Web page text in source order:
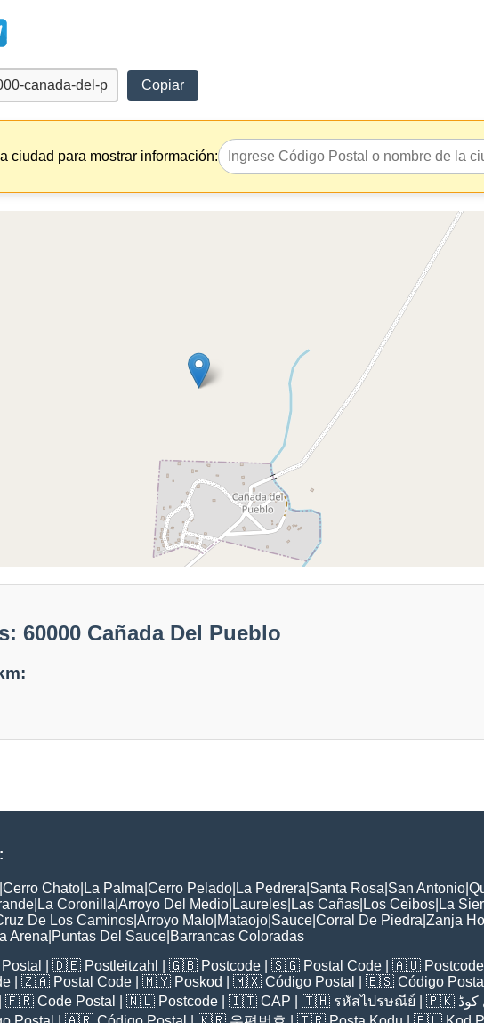
Copiar
ciudad para mostrar información:
60000 Cañada Del Pueblo
Cerro Chato La Palma Cerro Pelado La Pedrera Santa Rosa San Antonio
La Coronilla Arroyo Del Medio Laureles Las Cañas Los Ceibos La
De Los Caminos Arroyo Malo Mataojo Sauce Corral De Piedra Zanja
Arena Puntas Del Sauce Barrancas Coloradas
| 🇩🇪 Postleitzahl | 🇬🇧 Postcode | 🇸🇬 Postal Code | 🇦🇺 Postcode
| 🇿🇦 Postal Code | 🇲🇾 Poskod | 🇲🇽 Código Postal | 🇪🇸 Código Postal
🇫🇷 Code Postal | 🇳🇱 Postcode | 🇮🇹 CAP | 🇹🇭 รหัสไปรษณีย์ | 🇵🇰 کوڈ